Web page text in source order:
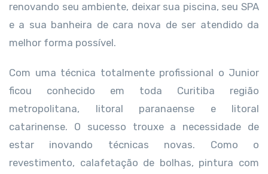
renovando seu ambiente, deixar sua piscina, seu SPA
e a sua banheira de cara nova de ser atendido da
melhor forma possível.
Com uma técnica totalmente profissional o Junior
ficou conhecido em toda Curitiba região
metropolitana, litoral paranaense e litoral
catarinense. O sucesso trouxe a necessidade de
estar inovando técnicas novas. Como o
revestimento, calafetação de bolhas, pintura com